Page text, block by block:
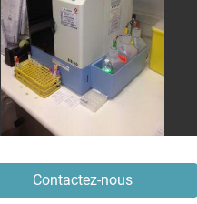
Contactez-nous